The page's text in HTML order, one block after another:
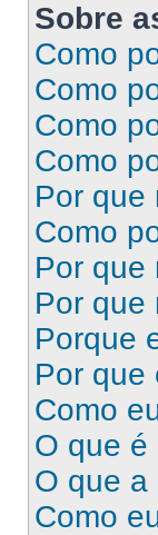
Sobre
Como
Como
Como
Como
Por que
Como
Por que
Por que
Porque
Por que
Como
O que é
O que a
Como